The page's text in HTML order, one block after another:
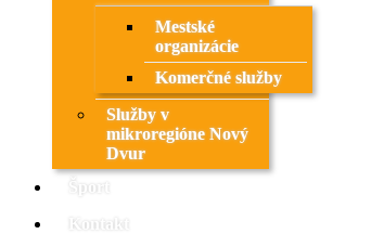
Mestské
organizácie
Komerčné služby
Služby v
mikroregióne Nový
Dvur
Šport
Kontakt